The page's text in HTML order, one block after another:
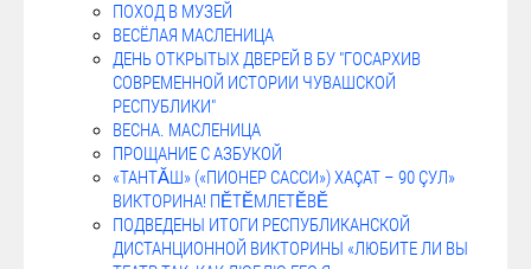
ПОХОД В МУЗЕЙ
ВЕСЁЛАЯ МАСЛЕНИЦА
ДЕНЬ ОТКРЫТЫХ ДВЕРЕЙ В БУ "ГОСАРХИВ
СОВРЕМЕННОЙ ИСТОРИИ ЧУВАШСКОЙ
РЕСПУБЛИКИ"
ВЕСНА. МАСЛЕНИЦА
ПРОЩАНИЕ С АЗБУКОЙ
«ТАНТĂШ» («ПИОНЕР САССИ») ХАÇАТ – 90 ÇУЛ»
ВИКТОРИНА! ПӖТӖМЛЕТӖВӖ
ПОДВЕДЕНЫ ИТОГИ РЕСПУБЛИКАНСКОЙ
ДИСТАНЦИОННОЙ ВИКТОРИНЫ «ЛЮБИТЕ ЛИ ВЫ